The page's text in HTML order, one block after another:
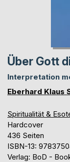
Über Gott
Interpretation
Eberhard Klaus
Spiritualität &
Hardcover
436 Seiten
ISBN-13:
Verlag: BoD -